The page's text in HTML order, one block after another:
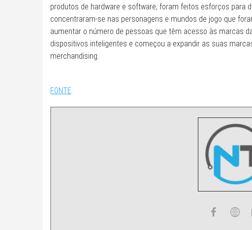
produtos de hardware e software, foram feitos esforços para
concentraram-se nas personagens e mundos de jogo que
aumentar o número de pessoas que têm acesso às marcas
dispositivos inteligentes e começou a expandir as suas
merchandising.
FONTE